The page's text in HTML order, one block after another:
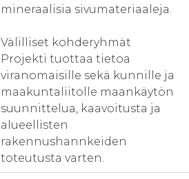
mineraalisia sivumateriaaleja.
Välilliset kohderyhmät
Projekti tuottaa tietoa
viranomaisille sekä kunnille ja
maakuntaliitolle maankäytön
suunnittelua, kaavoitusta ja
alueellisten
rakennushannkeiden
toteutusta varten.